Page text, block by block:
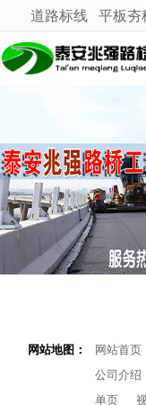
道路标线 平板夯
新闻动态
工程案例
公司介绍
技术支持
网站地图： 网站首页
公司介绍
单页